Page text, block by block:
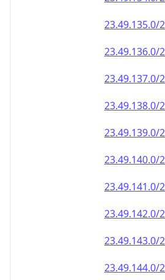
23.49.140.0/
23.49.141.0/
23.49.142.0/
23.49.143.0/
23.49.144.0/
23.49.145.0/
23.49.146.0/
23.49.147.0/
23.49.148.0/
23.49.149.0/
23.49.150.0/